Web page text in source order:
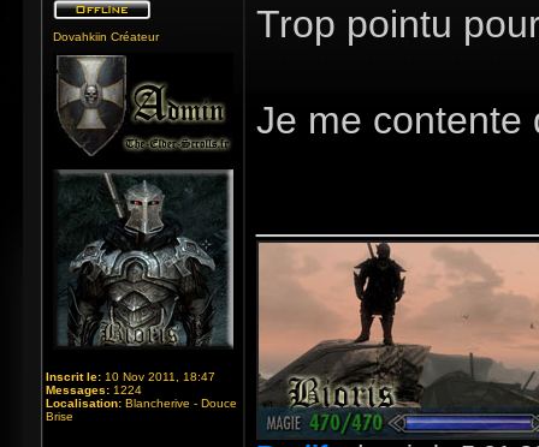
Dovahkiin Créateur
Inscrit le: 10 Nov 2011, 18:47
Messages: 1224
Localisation: Blancherive - Douce
Brise
Trop pointu
Je me